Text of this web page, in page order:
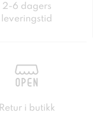
2-6 dagers
leveringstid
Retur i butikk